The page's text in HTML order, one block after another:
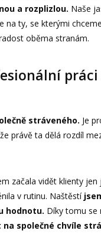
a rozplizlou. Naše
na ty, se kterými
oběma stranám.
práci
stráveného. Je
právě ta dělá rozdíl
začala vidět klienty jen
v rutinu. Naštěstí
hodnotu. Díky tomu se
společné chvíle